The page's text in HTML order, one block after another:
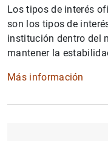
Los tipos de interés
son los tipos de
institución dentro del
mantener la
Más información